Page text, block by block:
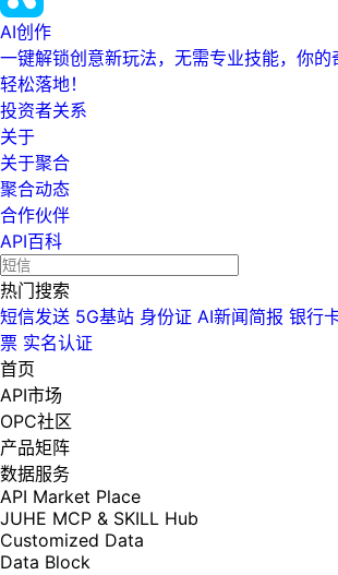
AI创作
一键解锁创意新玩法，无需专业技能，你
轻松落地！
投资者关系
关于
关于聚合
聚合动态
合作伙伴
API百科
热门搜索
短信发送 5G基站 身份证 AI新闻简报 银行
票 实名认证
首页
API市场
OPC社区
产品矩阵
数据服务
API Market Place
JUHE MCP & SKILL Hub
Customized Data
Data Block